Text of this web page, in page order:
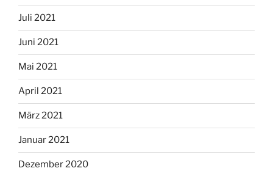
Juli 2021
Juni 2021
Mai 2021
April 2021
März 2021
Januar 2021
Dezember 2020